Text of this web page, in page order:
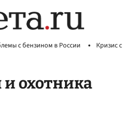
с бензином в России Кризис
охотника